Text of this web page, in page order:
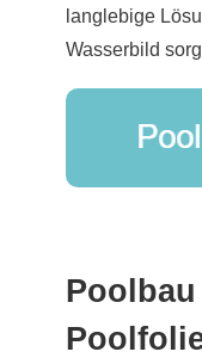
langlebige
Wasserbild